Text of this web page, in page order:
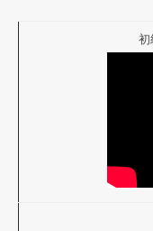
初